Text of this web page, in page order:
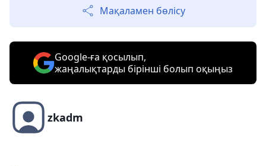
Мақаламен бөлісу
Google-ға қосылып,
жаңалықтарды бірінші болып оқыңыз
zkadm